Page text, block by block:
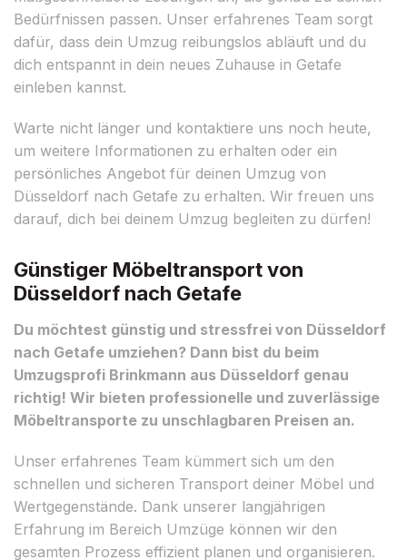
Bedürfnissen passen. Unser erfahrenes Team sorgt
dafür, dass dein Umzug reibungslos abläuft und du
dich entspannt in dein neues Zuhause in Getafe
einleben kannst.
Warte nicht länger und kontaktiere uns noch heute,
um weitere Informationen zu erhalten oder ein
persönliches Angebot für deinen Umzug von
Düsseldorf nach Getafe zu erhalten. Wir freuen uns
darauf, dich bei deinem Umzug begleiten zu dürfen!
Günstiger Möbeltransport von
Düsseldorf nach Getafe
Du möchtest günstig und stressfrei von Düsseldorf
nach Getafe umziehen? Dann bist du beim
Umzugsprofi Brinkmann aus Düsseldorf genau
richtig! Wir bieten professionelle und zuverlässige
Möbeltransporte zu unschlagbaren Preisen an.
Unser erfahrenes Team kümmert sich um den
schnellen und sicheren Transport deiner Möbel und
Wertgegenstände. Dank unserer langjährigen
Erfahrung im Bereich Umzüge können wir den
gesamten Prozess effizient planen und organisieren.